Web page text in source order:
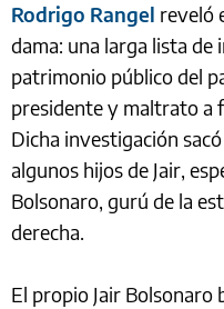
Rodrigo Rangel reveló
dama: una larga lista de
patrimonio público del
presidente y maltrato a
Dicha investigación
algunos hijos de Jair,
Bolsonaro, gurú de la
derecha.
El propio Jair